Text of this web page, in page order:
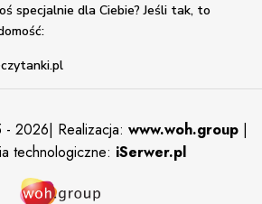
specjalnie dla Ciebie? Jeśli tak, to
- 2026| Realizacja: www.woh.group |
technologiczne: iSerwer.pl